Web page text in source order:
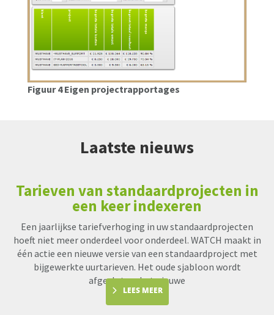
Figuur 4 Eigen projectrapportages
Laatste nieuws
Tarieven van standaardprojecten in
een keer indexeren
Een jaarlijkse tariefverhoging in uw standaardprojecten
hoeft niet meer onderdeel voor onderdeel. WATCH maakt in
één actie een nieuwe versie van een standaardproject met
bijgewerkte uurtarieven. Het oude sjabloon wordt
afgesloten, het nieuwe
LEES MEER